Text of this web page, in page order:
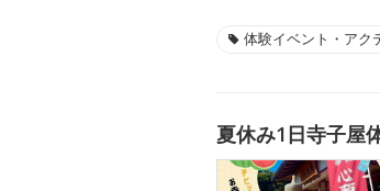
体験イベント・アク
夏休み1日寺子屋